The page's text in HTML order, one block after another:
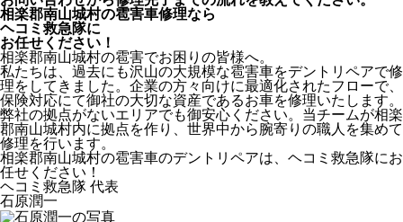
相楽郡南山城村の雹害車修理なら
ヘコミ救急隊に
お任せください！
相楽郡南山城村の雹害でお困りの皆様へ。
私たちは、過去にも沢山の大規模な雹害車をデントリペアで修
理をしてきました。企業の方々向けに最適化されたフローで、
保険対応にて御社の大切な資産であるお車を修理いたします。
弊社の拠点がないエリアでも御安心ください。当チームが相楽
郡南山城村内に拠点を作り、世界中から腕寄りの職人を集めて
修理を行います。
相楽郡南山城村の雹害車のデントリペアは、ヘコミ救急隊にお
任せください！
ヘコミ救急隊 代表
石原潤一